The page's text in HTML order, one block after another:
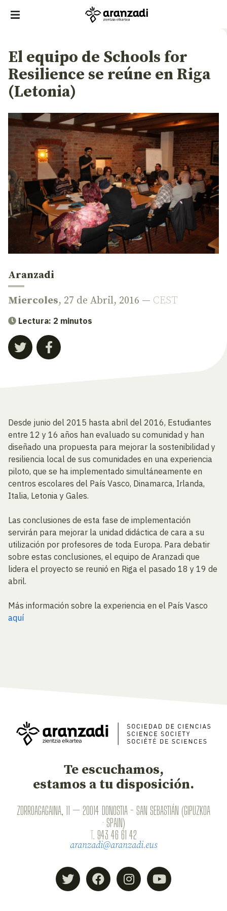
El equipo de Schools for
Resilience se reúne en Riga
(Letonia)
Aranzadi
Miercoles, 27 de Abril, 2016 — CEST
Lectura: 2 minutos
Desde junio del 2015 hasta abril del 2016, Estudiantes
entre 12 y 16 años han evaluado su comunidad y han
diseñado una propuesta para mejorar la sostenibilidad y
resiliencia local de sus comunidades en una experiencia
piloto, que se ha implementado simultáneamente en
centros escolares del País Vasco, Dinamarca, Irlanda,
Italia, Letonia y Gales.
Las conclusiones de esta fase de implementación
servirán para mejorar la unidad didáctica de cara a su
utilización por profesores de toda Europa. Para debatir
sobre estas conclusiones, el equipo de Aranzadi que
lidera el proyecto se reunió en Riga el pasado 18 y 19 de
abril.
Más información sobre la experiencia en el País Vasco
aquí
Te escuchamos,
estamos a tu disposición.
ZORROAGAGAINA, 11 — 20014 DONOSTIA - SAN SEBASTIÁN (GIPUZKOA
· SPAIN)
T. 943 46 61 42
aranzadi@aranzadi.eus